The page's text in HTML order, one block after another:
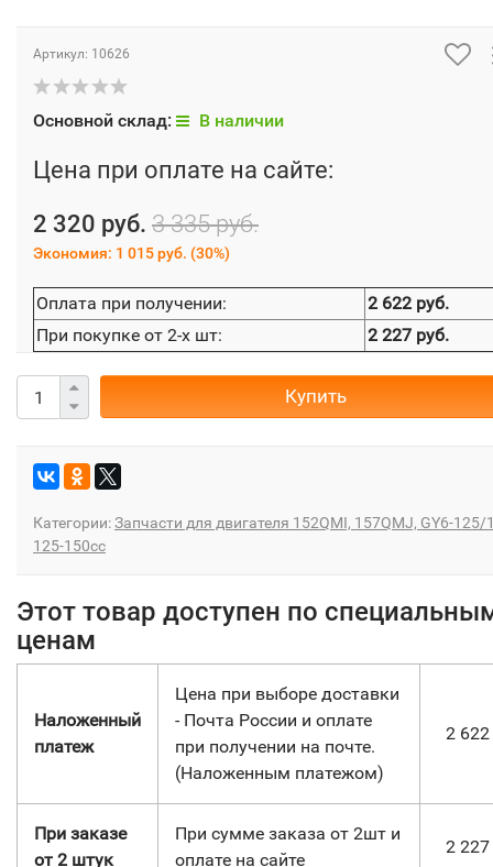
Артикул: 10626
Основной склад: В наличии
Цена при оплате на сайте:
2 320 руб. 3 335 руб.
Экономия: 1 015 руб. (30%)
Оплата при получении:
2 622 руб.
При покупке от 2-х шт:
2 227 руб.
Купить
Категории:Запчасти для двигателя 152QMI, 157QMJ, GY6-125/
125-150сс
Этот товар доступен по
ценам
Наложенный
платеж
Цена при выборе доставки
- Почта России и оплате
при получении на почте.
(Наложенным платежом)
2 622
При заказе
от 2 штук
При сумме заказа от 2шт и
оплате на сайте
2 227